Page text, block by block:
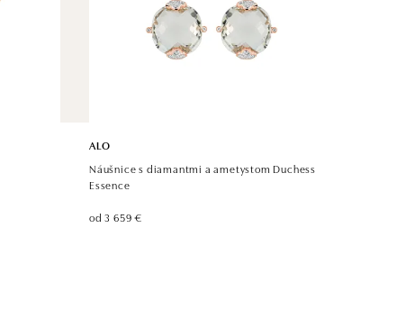
ALO
Náušnice s diamantmi a ametystom Duchess
Essence
od 3 659 €